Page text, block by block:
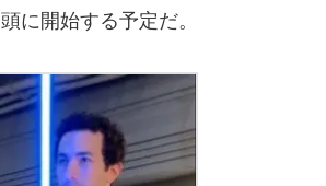
に開始する予定だ。